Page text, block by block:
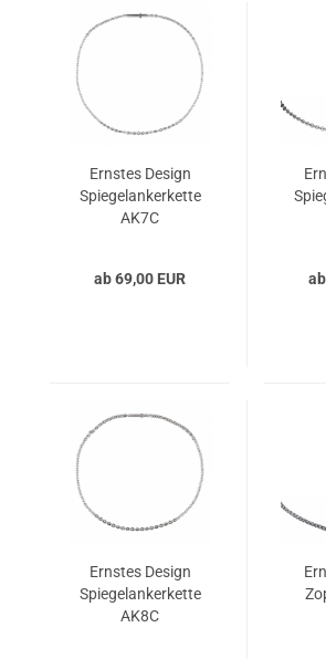
Ernstes Design
Spiegelankerkette
AK7C
ab 69,00 EUR
Ernstes Design
Spiegelankerkette
AK8C